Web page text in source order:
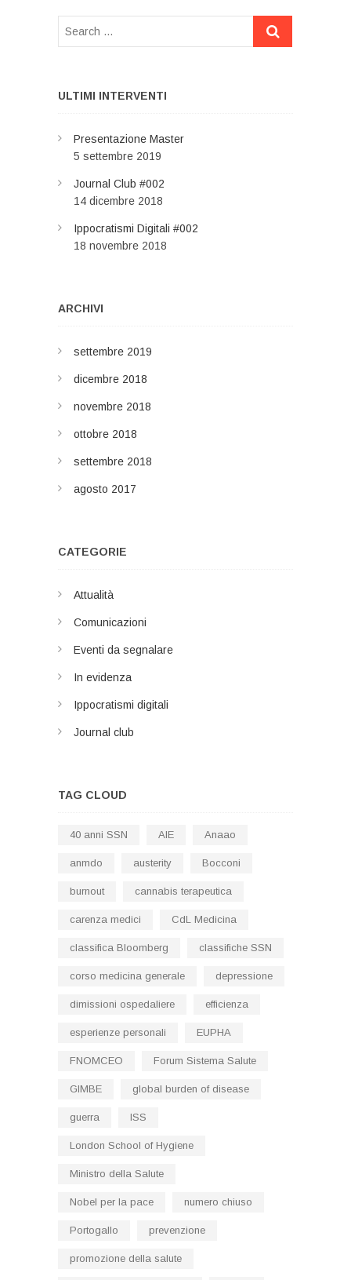
ULTIMI INTERVENTI
Presentazione Master
5 settembre 2019
Journal Club #002
14 dicembre 2018
Ippocratismi Digitali #002
18 novembre 2018
ARCHIVI
settembre 2019
dicembre 2018
novembre 2018
ottobre 2018
settembre 2018
agosto 2017
CATEGORIE
Attualità
Comunicazioni
Eventi da segnalare
In evidenza
Ippocratismi digitali
Journal club
TAG CLOUD
40 anni SSN AIE Anaao
anmdo austerity Bocconi
burnout cannabis terapeutica
carenza medici CdL Medicina
classifica Bloomberg classifiche SSN
corso medicina generale depressione
dimissioni ospedaliere efficienza
esperienze personali EUPHA
FNOMCEO Forum Sistema Salute
GIMBE global burden of disease
guerra ISS
London School of Hygiene
Ministro della Salute
Nobel per la pace numero chiuso
Portogallo prevenzione
promozione della salute